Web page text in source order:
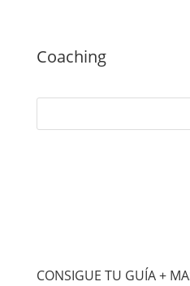
Coaching
CONSIGUE TU GUÍA +